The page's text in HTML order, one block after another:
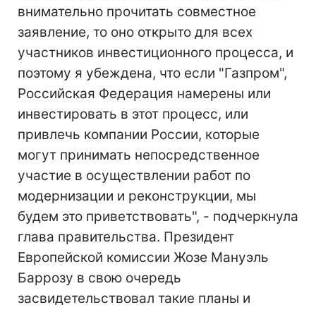
внимательно прочитать совместное
заявление, то оно открыто для всех
участников инвестиционного процесса, и
поэтому я убеждена, что если "Газпром",
Российская Федерация намерены или
инвестировать в этот процесс, или
привлечь компании России, которые
могут принимать непосредственное
участие в осуществлении работ по
модернизации и реконструкции, мы
будем это приветствовать", - подчеркнула
глава правительства. Президент
Европейской комиссии Жозе Мануэль
Баррозу в свою очередь
засвидетельствовал такие планы и